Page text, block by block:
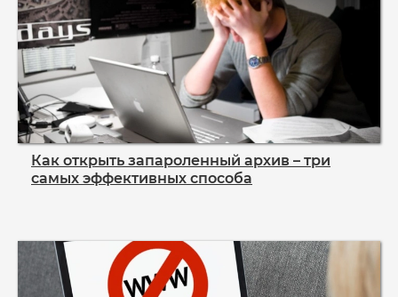
Как открыть запароленный архив – три
самых эффективных способа